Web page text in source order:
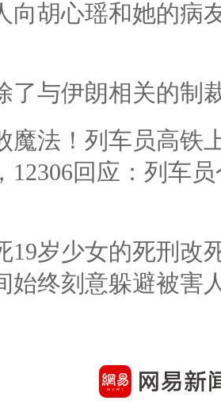
向胡心瑶和她的病
了与伊朗相关的制
魔法！列车员高铁
12306回应：列车
19岁少女的死刑改
始终刻意躲避被害